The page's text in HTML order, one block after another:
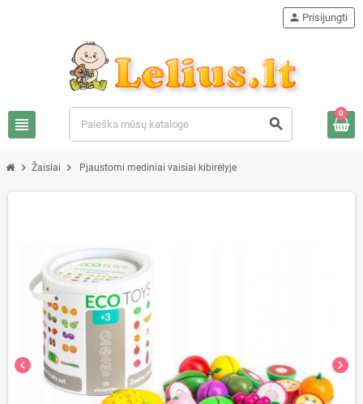
view_headline search
person Prisijungti
0
chevron_right Žaislai chevron_right Pjaustomi mediniai vaisiai kibirėlyje
chevron_left chevron_right